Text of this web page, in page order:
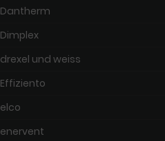
Dantherm
Dimplex
drexel und weiss
Effiziento
elco
enervent